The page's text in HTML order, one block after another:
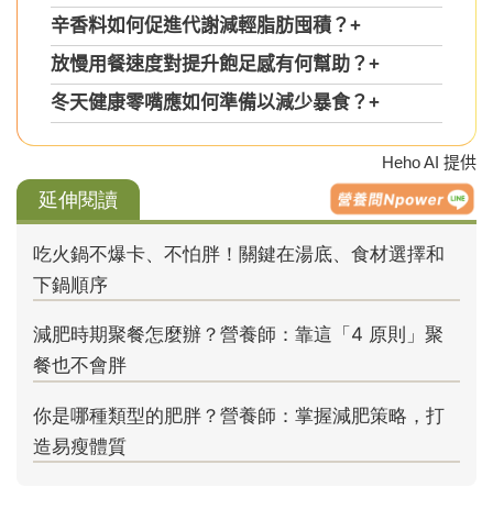
辛香料如何促進代謝減輕脂肪囤積？+
放慢用餐速度對提升飽足感有何幫助？+
冬天健康零嘴應如何準備以減少暴食？+
Heho AI 提供